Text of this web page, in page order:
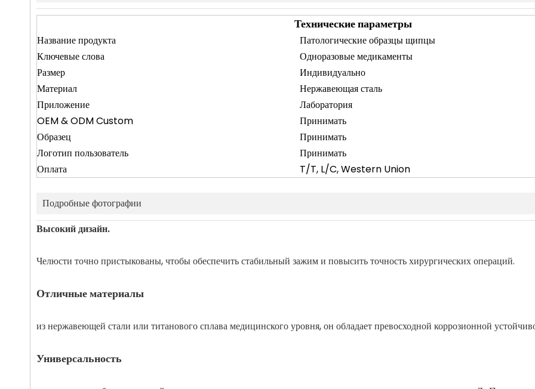
Технические параметры
Название продукта
Патологические образцы щипцы
Ключевые слова
Одноразовые медикаменты
Размер
Индивидуально
Материал
Нержавеющая сталь
Приложение
Лаборатория
OEM & ODM Custom
Принимать
Образец
Принимать
Логотип пользователь
Принимать
Оплата
T/T, L/C, Western Union
Подробные фотографии
Высокий дизайн.
Челюсти точно пристыкованы, чтобы обеспечить стабильный зажим и повысить точность хирургических операций.
Отличные материалы
из нержавеющей стали или титанового сплава медицинского уровня, он обладает превосходной коррозионной
Универсальность